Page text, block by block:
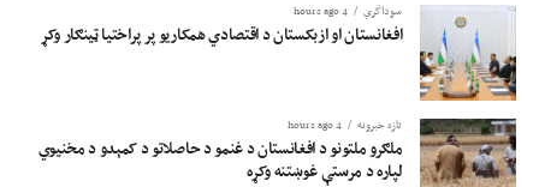
سوداگري 4 hours ago
افغانستان او ازبکستان د اقتصادي همکاریو پر پراختیا ټینګار وکړ
تازه خبرونه 4 hours ago
ملګرو ملتونو د افغانستان د غنمو د حاصلاتو د کمېدو د مخنیوي
لپاره د مرستې غوښتنه وکړه